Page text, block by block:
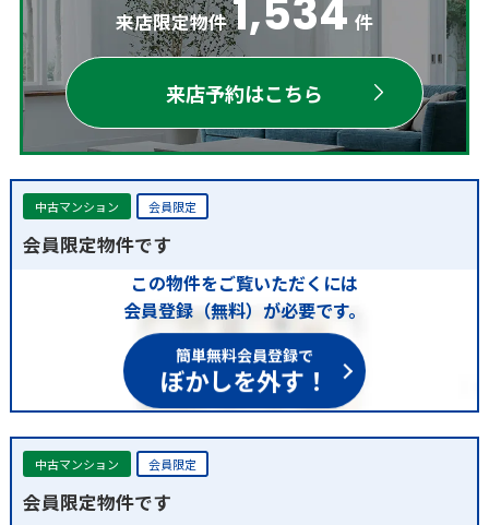
来店限定物件 1,534 件
来店予約はこちら
中古マンション 会員限定
会員限定物件です
この物件をご覧いただくには
会員登録（無料）が必要です。
簡単無料会員登録で
ぼかしを外す！
中古マンション 会員限定
会員限定物件です